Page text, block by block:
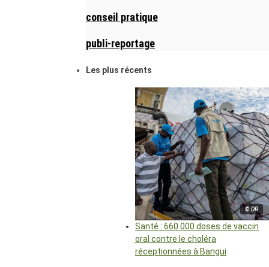
conseil pratique
publi-reportage
Les plus récents
© DR
Santé : 660 000 doses de vaccin
oral contre le choléra
réceptionnées à Bangui